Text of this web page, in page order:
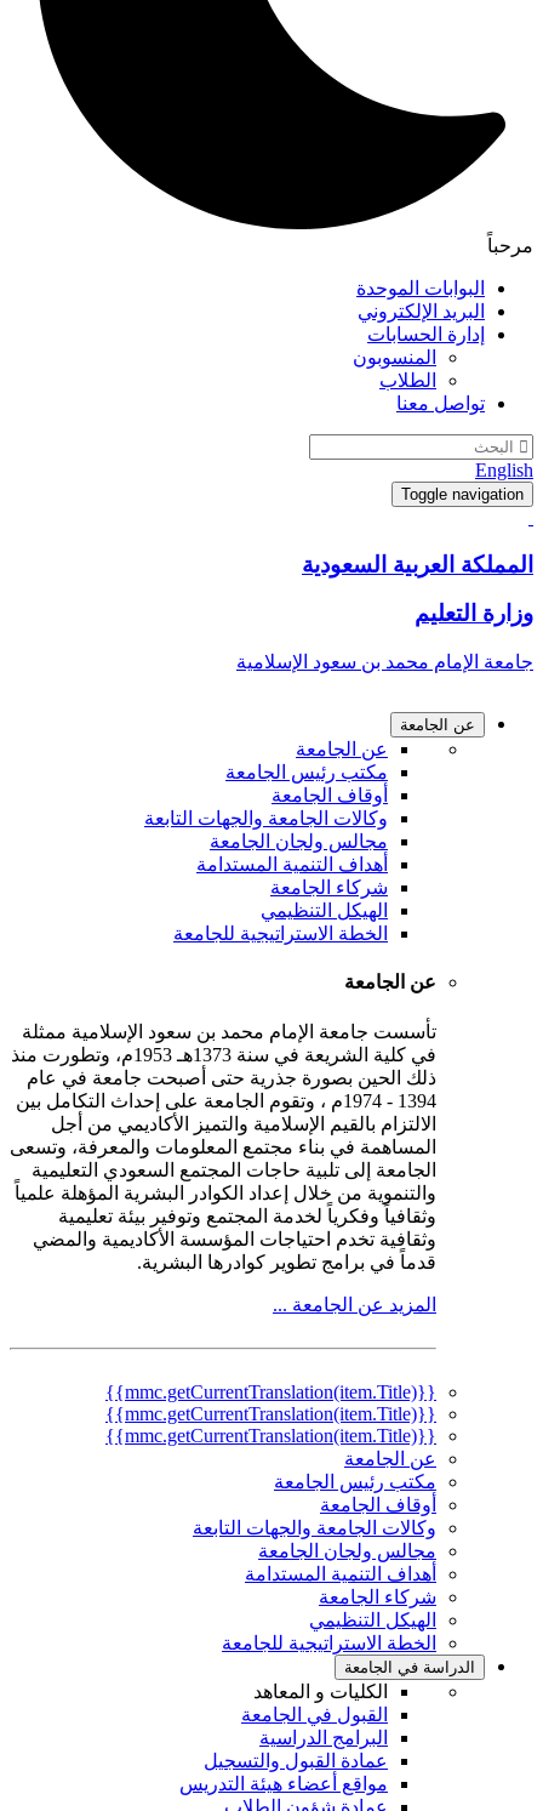
مرحباً
البوابات الموحدة
البريد الإلكتروني
إدارة الحسابات
المنسوبون
الطلاب
تواصل معنا
English
Toggle navigation
المملكة العربية السعودية
وزارة التعليم
جامعة الإمام محمد بن سعود الإسلامية
عن الجامعة
عن الجامعة
مكتب رئيس الجامعة
أوقاف الجامعة
وكالات الجامعة والجهات التابعة
مجالس ولجان الجامعة
أهداف التنمية المستدامة
شركاء الجامعة
الهيكل التنظيمي
الخطة الاستراتيجية للجامعة
عن الجامعة
تأسست جامعة الإمام محمد بن سعود الإسلامية ممثلة
في كلية الشريعة في سنة 1373هـ 1953م، وتطورت منذ
ذلك الحين بصورة جذرية حتى أصبحت جامعة في عام
1394 - 1974م ، وتقوم الجامعة على إحداث التكامل بين
الالتزام بالقيم الإسلامية والتميز الأكاديمي من أجل
المساهمة في بناء مجتمع المعلومات والمعرفة، وتسعى
الجامعة إلى تلبية حاجات المجتمع السعودي التعليمية
والتنموية من خلال إعداد الكوادر البشرية المؤهلة علمياً
وثقافياً وفكرياً لخدمة المجتمع وتوفير بيئة تعليمية
وثقافية تخدم احتياجات المؤسسة الأكاديمية والمضي
قدماً في برامج تطوير كوادرها البشرية.
المزيد عن الجامعة ...
{{mmc.getCurrentTranslation(item.Title)}}
{{mmc.getCurrentTranslation(item.Title)}}
{{mmc.getCurrentTranslation(item.Title)}}
عن الجامعة
مكتب رئيس الجامعة
أوقاف الجامعة
وكالات الجامعة والجهات التابعة
مجالس ولجان الجامعة
أهداف التنمية المستدامة
شركاء الجامعة
الهيكل التنظيمي
الخطة الاستراتيجية للجامعة
الدراسة في الجامعة
الكليات و المعاهد
القبول في الجامعة
البرامج الدراسية
عمادة القبول والتسجيل
مواقع أعضاء هيئة التدريس
عمادة شؤون الطلاب